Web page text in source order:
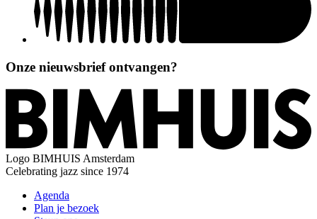
Onze nieuwsbrief ontvangen?
Logo BIMHUIS Amsterdam
Celebrating jazz since 1974
Agenda
Plan je bezoek